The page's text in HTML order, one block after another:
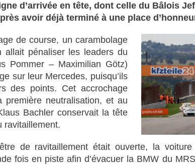
d’arrivée en tête, dont celle du Bâlois
avoir déjà terminé à une place
de course, un carambolage
allait pénaliser les leaders du
Pommer – Maximilian Götz)
sur leur Mercedes, puisqu’ils
des points. Cet accrochage
neutralisation, et au
Bachler conservait la tête
ravitaillement.
de ravitaillement était ouverte, la
fois en piste afin d’évacuer la BMW du